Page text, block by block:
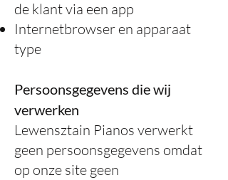
de klant via een app
Internetbrowser en apparaat
type
Persoonsgegevens die wij
verwerken
Lewensztain Pianos verwerkt
geen persoonsgegevens omdat
op onze site geen